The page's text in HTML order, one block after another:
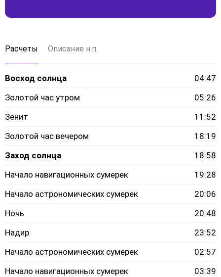
Расчеты Описание н.п.
Восход солнца
04:47
Золотой час утром
05:26
Зенит
11:52
Золотой час вечером
18:19
Заход солнца
18:58
Начало навигационных сумерек
19:28
Начало астрономических сумерек
20:06
Ночь
20:48
Надир
23:52
Начало астрономических сумерек
02:57
Начало навигационных сумерек
03:39